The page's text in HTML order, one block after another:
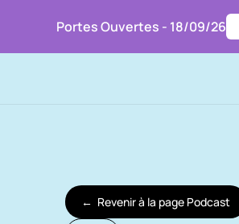
Portes Ouvertes - 18/09/26
← Revenirà la page Podcast